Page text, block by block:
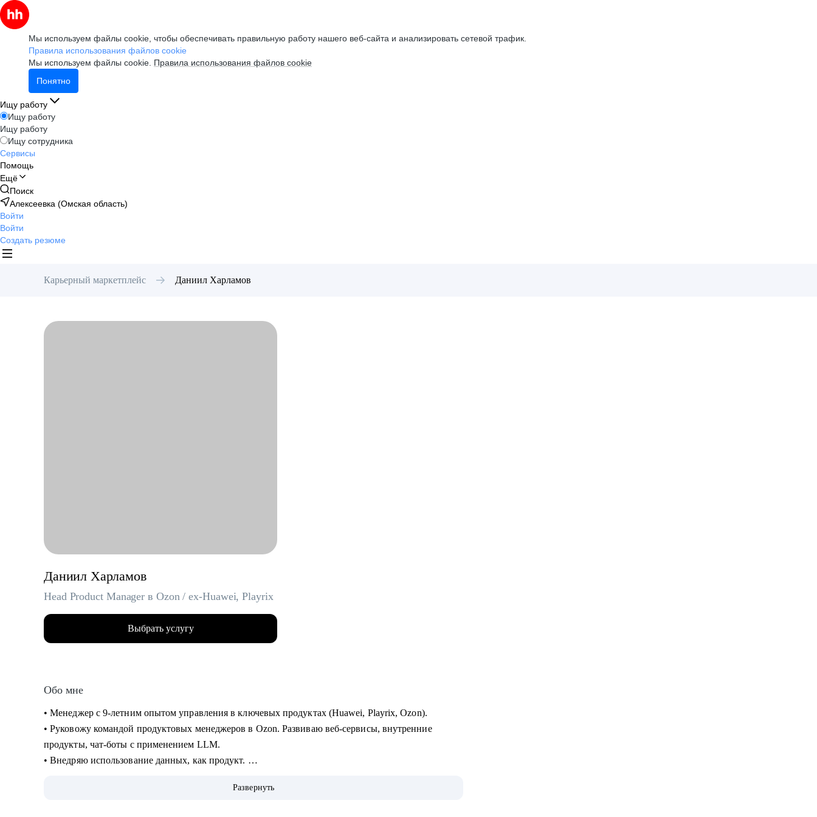
Мы используем файлы cookie, чтобы обеспечивать правильную работу нашего веб-сайта и анализировать сетевой трафик.
Правила использования файлов cookie
Мы используем файлы cookie. Правила использования файлов cookie
Понятно
Ищу работу
Ищу работу
Ищу работу
Ищу сотрудника
Сервисы
Помощь
Ещё
Поиск
Алексеевка (Омская область)
Войти
Войти
Создать резюме
Карьерный маркетплейс Даниил Харламов
Даниил Харламов
Head Product Manager в Ozon / ex-Huawei, Playrix
Выбрать услугу
Обо мне
• Менеджер с 9-летним опытом управления в ключевых продуктах (Huawei, Playrix, Ozon).
• Руковожу командой продуктовых менеджеров в Ozon. Развиваю веб-сервисы, внутренние
продукты, чат-боты с применением LLM.
• Внедряю использование данных, как продукт.
• Вместе с подопечными составили более 300 резюме для РФ и Европы.
Развернуть